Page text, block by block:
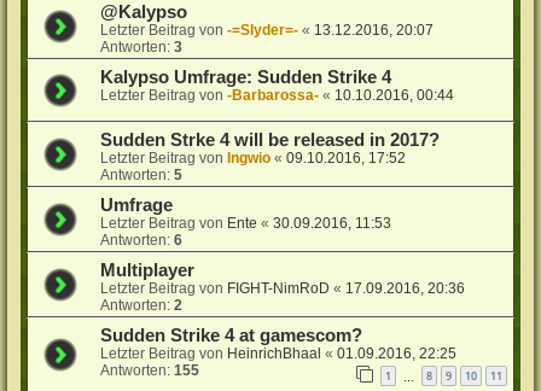
@Kalypso
Letzter Beitrag von-=Slyder=- « 13.12.2016, 20:07
Antworten:3
Kalypso Umfrage: Sudden Strike 4
Letzter Beitrag von-Barbarossa- « 10.10.2016, 00:44
Sudden Strke 4 will be released in 2017?
Letzter Beitrag vonIngwio «09.10.2016, 17:52
Antworten:5
Umfrage
Letzter Beitrag von Ente «30.09.2016, 11:53
Antworten:6
Multiplayer
Letzter Beitrag von FIGHT-NimRoD « 17.09.2016, 20:36
Antworten:2
Sudden Strike 4 at gamescom?
Letzter Beitrag von HeinrichBhaal «01.09.2016, 22:25
Antworten:155 1 8 9 10 11